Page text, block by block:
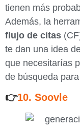
tienen más
Además, la
flujo de citas
te dan una idea
que necesitarías
de búsqueda
👉10. Soovle